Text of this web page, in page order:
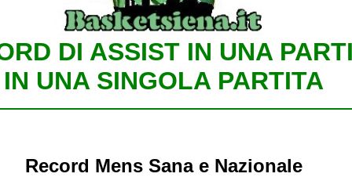
DI ASSIST IN UNA
IN UNA SINGOLA PARTITA
Record Mens Sana e Nazionale